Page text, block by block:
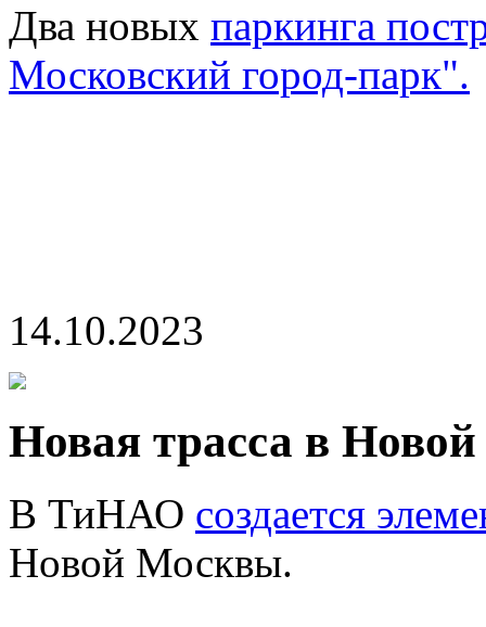
Два новых паркинга
Московский город-парк".
14.10.2023
Новая трасса в
В ТиНАО создается
Новой Москвы.